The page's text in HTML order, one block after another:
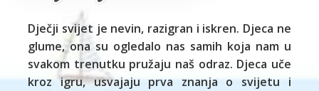
Dječji svijet je nevin, razigran i iskren. Djeca ne
glume, ona su ogledalo nas samih koja nam u
svakom trenutku pružaju naš odraz. Djeca uče
kroz igru, usvajaju prva znanja o svijetu i